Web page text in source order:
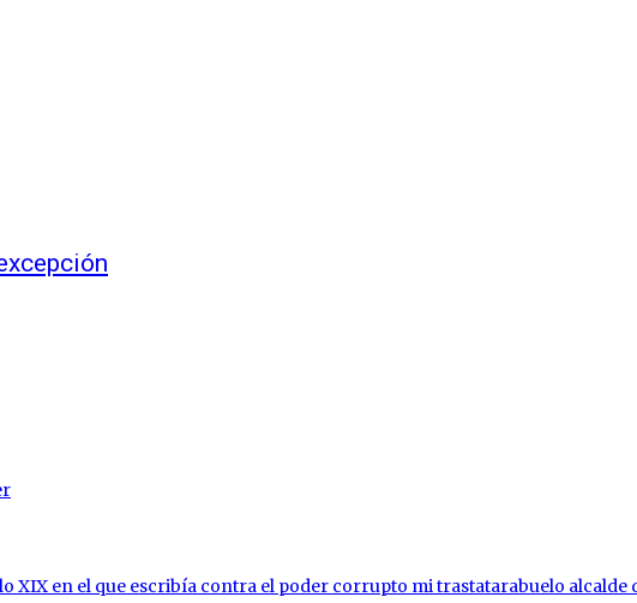
XIX en el que escribía contra el poder corrupto mi trastatarabuelo alcalde